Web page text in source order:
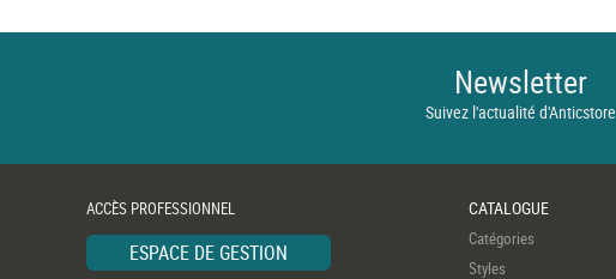
Newsletter
Suivez l'actualité d'Anticstore
ACCÈS PROFESSIONNEL
ESPACE DE GESTION
CATALOGUE
Catégories
Styles